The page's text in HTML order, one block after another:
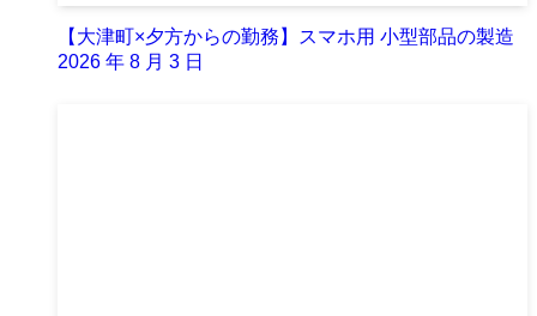
【大津町×夕方からの勤務】スマホ用 小型部品の製造
2026 年 8 月 3 日